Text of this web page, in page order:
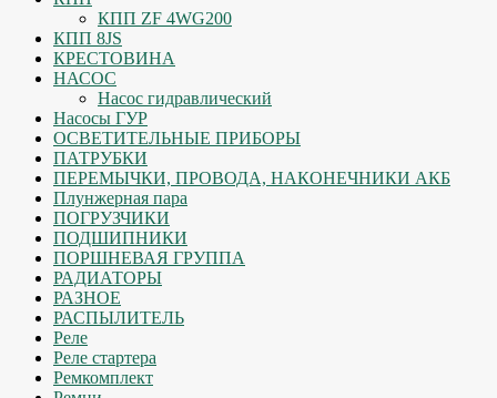
КПП ZF 4WG200
КПП 8JS
КРЕСТОВИНА
НАСОС
Насос гидравлический
Насосы ГУР
ОСВЕТИТЕЛЬНЫЕ ПРИБОРЫ
ПАТРУБКИ
ПЕРЕМЫЧКИ, ПРОВОДА, НАКОНЕЧНИКИ АКБ
Плунжерная пара
ПОГРУЗЧИКИ
ПОДШИПНИКИ
ПОРШНЕВАЯ ГРУППА
РАДИАТОРЫ
РАЗНОЕ
РАСПЫЛИТЕЛЬ
Реле
Реле стартера
Ремкомплект